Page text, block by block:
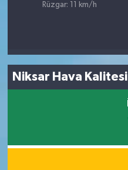
Rüzgar: 11 km/h
Niksar Hava Kalitesi